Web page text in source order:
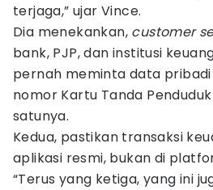
terjaga,” ujar Vince.
Dia menekankan, customer
bank, PJP, dan institusi
pernah meminta data
nomor Kartu Tanda
satunya.
Kedua, pastikan transaksi
aplikasi resmi, bukan di
“Terus yang ketiga, yang ini